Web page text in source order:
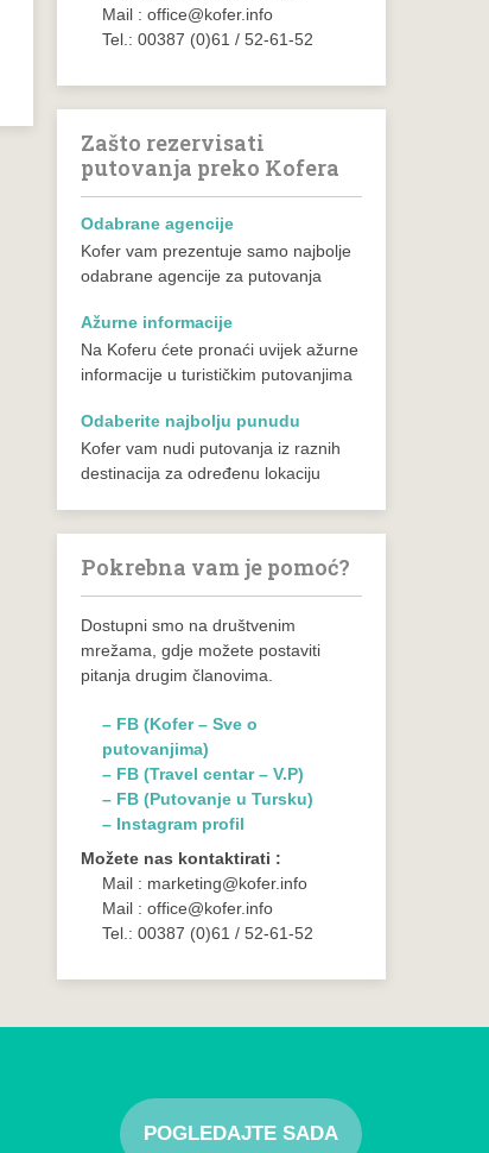
Mail : office@kofer.info
Tel.: 00387 (0)61 / 52-61-52
Zašto rezervisati
putovanja preko Kofera
Odabrane agencije
Kofer vam prezentuje samo najbolje
odabrane agencije za putovanja
Ažurne informacije
Na Koferu ćete pronaći uvijek ažurne
informacije u turističkim putovanjima
Odaberite najbolju punudu
Kofer vam nudi putovanja iz raznih
destinacija za određenu lokaciju
Pokrebna vam je pomoć?
Dostupni smo na društvenim
mrežama, gdje možete postaviti
pitanja drugim članovima.
– FB (Kofer – Sve o
putovanjima)
– FB (Travel centar – V.P)
– FB (Putovanje u Tursku)
– Instagram profil
Možete nas kontaktirati :
Mail : marketing@kofer.info
Mail : office@kofer.info
Tel.: 00387 (0)61 / 52-61-52
POGLEDAJTE SADA